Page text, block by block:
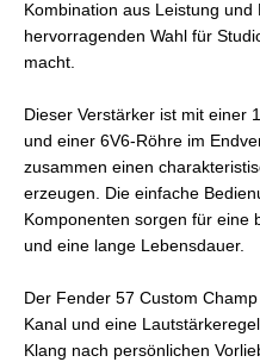
Kombination aus Leistung
hervorragenden Wahl für
macht.
Dieser Verstärker ist mit einer
und einer 6V6-Röhre im
zusammen einen
erzeugen. Die einfache
Komponenten sorgen für eine
und eine lange Lebensdauer.
Der Fender 57 Custom
Kanal und eine
Klang nach persönlichen